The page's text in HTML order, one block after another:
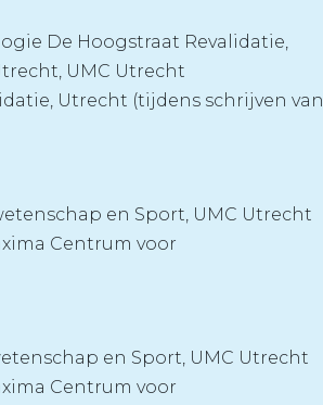
De Hoogstraat Revalidatie,
UMC Utrecht
Utrecht (tijdens schrijven van
en Sport, UMC Utrecht
Centrum voor
en Sport, UMC Utrecht
Centrum voor